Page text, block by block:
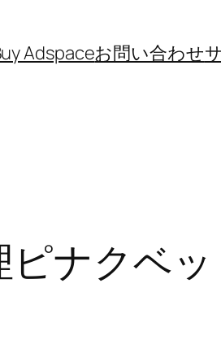
Adspaceお問い合わせ
ナクベ